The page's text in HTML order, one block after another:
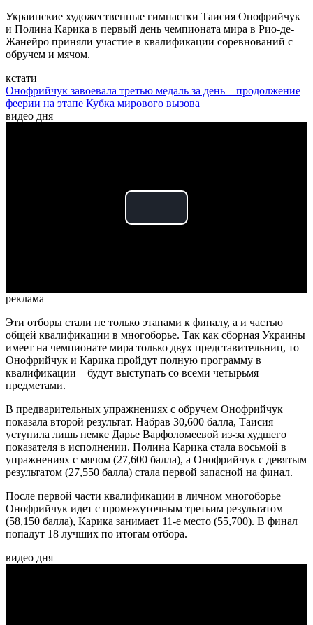
Украинские художественные гимнастки Таисия Онофрийчук
и Полина Карика в первый день чемпионата мира в Рио-де-
Жанейро приняли участие в квалификации соревнований с
обручем и мячом.
кстати
Онофрийчук завоевала третью медаль за день – продолжение
феерии на этапе Кубка мирового вызова
видео дня
Play
реклама
Эти отборы стали не только этапами к финалу, а и частью
общей квалификации в многоборье. Так как сборная Украины
имеет на чемпионате мира только двух представительниц, то
Онофрийчук и Карика пройдут полную программу в
квалификации – будут выступать со всеми четырьмя
предметами.
В предварительных упражнениях с обручем Онофрийчук
показала второй результат. Набрав 30,600 балла, Таисия
уступила лишь немке Дарье Варфоломеевой из-за худшего
показателя в исполнении. Полина Карика стала восьмой в
упражнениях с мячом (27,600 балла), а Онофрийчук с девятым
результатом (27,550 балла) стала первой запасной на финал.
После первой части квалификации в личном многоборье
Онофрийчук идет с промежуточным третьим результатом
(58,150 балла), Карика занимает 11-е место (55,700). В финал
попадут 18 лучших по итогам отбора.
видео дня